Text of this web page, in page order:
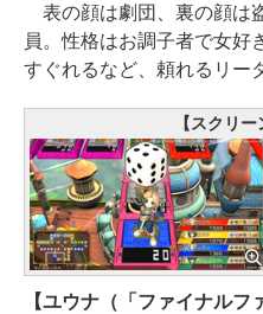
表の顔は劇団、裏の顔は
員。性格はお調子者で女好
すぐれるなど、頼れるリー
【スクリー
【ユウナ（「ファイナルフ